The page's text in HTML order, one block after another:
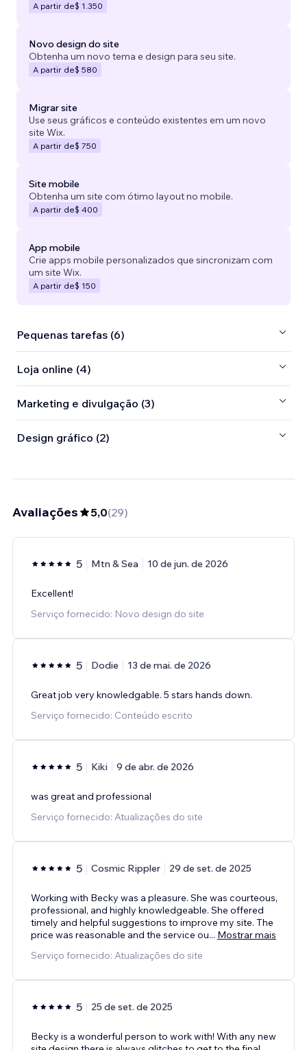
A partir de$ 1.350
Novo design do site
Obtenha um novo tema e design para seu site.
A partir de$ 580
Migrar site
Use seus gráficos e conteúdo existentes em um novo
site Wix.
A partir de$ 750
Site mobile
Obtenha um site com ótimo layout no mobile.
A partir de$ 400
App mobile
Crie apps mobile personalizados que sincronizam com
um site Wix.
A partir de$ 150
Pequenas tarefas (6)
Loja online (4)
Marketing e divulgação (3)
Design gráfico (2)
Avaliações 5,0(29)
5 Mtn & Sea 10 de jun. de 2026
Excellent!
Serviço fornecido: Novo design do site
5 Dodie 13 de mai. de 2026
Great job very knowledgable. 5 stars hands down.
Serviço fornecido: Conteúdo escrito
5 Kiki 9 de abr. de 2026
was great and professional
Serviço fornecido: Atualizações do site
5 Cosmic Rippler 29 de set. de 2025
Working with Becky was a pleasure. She was courteous,
professional, and highly knowledgeable. She offered
timely and helpful suggestions to improve my site. The
price was reasonable and the service ou... Mostrar mais
Serviço fornecido: Atualizações do site
5 25 de set. de 2025
Becky is a wonderful person to work with! With any new